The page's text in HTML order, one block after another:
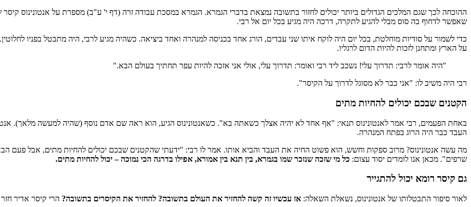
ההוכחה לכך שגם המלכים הגדולים ביותר יכולים לחזור בתשובה נמצאת בדברי הגמרא. הגמרא במסכת עבודה זרה (דף י' ע"ב) מספרת על אנטונינוס
שאפשר לדחוף בה סוס מבלי להגיע לתקרה, דרכה היה מגיע בכל יום אל רבי.
כדי לשמור על סודיות מוחלטת, בכל יום היה לוקח איתו שני עבדים, הורג אחד בכניסה למנהרה ואחד ביציאה. כשהיה מגיע לרבי, היה מתבטל בפניו
על הארץ ומתחנן לזכות להיות הדום לרגליו.
"היה אומר לרבי: תדרוך עלי! נשכב ליד רבי ואומר: תדרוך עלי, אולי אני אזכה להיות עפר תחתיך בעולם הבא."
רבי היה משיב לו: "אני כבר לא מסוגל לדרוך על הקיסר".
הקטנים שבכם יכולים להחיות מתים
באחת הפעמים, רבי אמר לאנטונינוס תנאי: "אף אחד לא יהיה אצלך כשאתה בא". כשאנטונינוס הגיע, הוא ראה שם אדם נוסף (שהיה למעשה מלאך).
העבד כבר היה הרוג בפתח המנהרה.
מה עשה אנטונינוס? מרוב ספקות וחשש, הוא פשוט החיה את העבד והביא אותו. אמר לו רבי: "ידעתי שהקטנים שבכם יכולים להחיות מתים, אבל פעם
שרפים". מכאן אנו לומדים יסוד עצום: כל מי שזכה שנזכר שמו בגמרא, בין תנא בין אמורא, אפילו בדרגה הכי נמוכה – יכול להחיות מתים.
גם קיסר רומא יכול להתגייר
לאור סיפור התבטלותו של אנטונינוס, נשאלת השאלה: אז עכשיו זה קשה להחזיר את העולם בתשובה? להחזיר את הקיסרים בתשובה? הרי קיסר אדיר